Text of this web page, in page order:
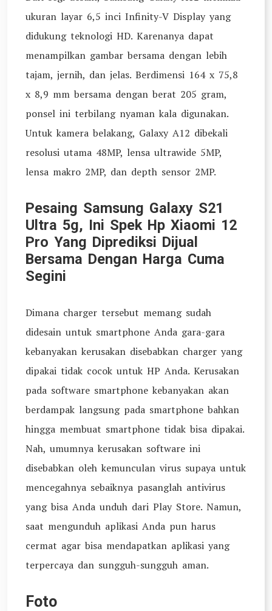
ukuran layar 6,5 inci Infinity-V Display yang
didukung teknologi HD. Karenanya dapat
menampilkan gambar bersama dengan lebih
tajam, jernih, dan jelas. Berdimensi 164 x 75,8
x 8,9 mm bersama dengan berat 205 gram,
ponsel ini terbilang nyaman kala digunakan.
Untuk kamera belakang, Galaxy A12 dibekali
resolusi utama 48MP, lensa ultrawide 5MP,
lensa makro 2MP, dan depth sensor 2MP.
Pesaing Samsung Galaxy S21
Ultra 5g, Ini Spek Hp Xiaomi 12
Pro Yang Diprediksi Dijual
Bersama Dengan Harga Cuma
Segini
Dimana charger tersebut memang sudah
didesain untuk smartphone Anda gara-gara
kebanyakan kerusakan disebabkan charger yang
dipakai tidak cocok untuk HP Anda. Kerusakan
pada software smartphone kebanyakan akan
berdampak langsung pada smartphone bahkan
hingga membuat smartphone tidak bisa dipakai.
Nah, umumnya kerusakan software ini
disebabkan oleh kemunculan virus supaya untuk
mencegahnya sebaiknya pasanglah antivirus
yang bisa Anda unduh dari Play Store. Namun,
saat mengunduh aplikasi Anda pun harus
cermat agar bisa mendapatkan aplikasi yang
terpercaya dan sungguh-sungguh aman.
Foto